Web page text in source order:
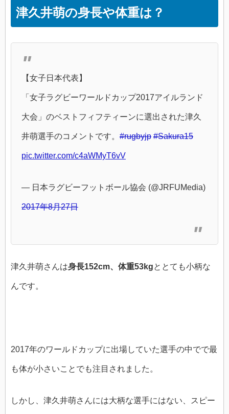
津久井萌の身長や体重は？
【女子日本代表】
「女子ラグビーワールドカップ2017アイルランド
大会」のベストフィフティーンに選出された津久
井萌選手のコメントです。 #rugbyjp #Sakura15
pic.twitter.com/c4aWMyT6vV
— 日本ラグビーフットボール協会 (@JRFUMedia)
2017年8月27日
津久井萌さんは身長152cm、体重53kgととても小柄な
んです。
2017年のワールドカップに出場していた選手の中でで最
も体が小さいことでも注目されました。
しかし、津久井萌さんには大柄な選手にはない、スピー